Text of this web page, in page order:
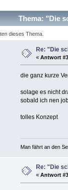
Thema: "Die
dieses Thema.
Re: "Die
«Antwort
die ganz kurze
solage es nicht
sobald ich nen
tolles Konzept
Man fährt an den
Re: "Die
«Antwort